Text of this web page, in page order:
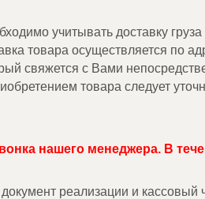
учитывать доставку
товара осуществляется по
свяжется с Вами
товара следует
нашего менеджера. В
реализации и